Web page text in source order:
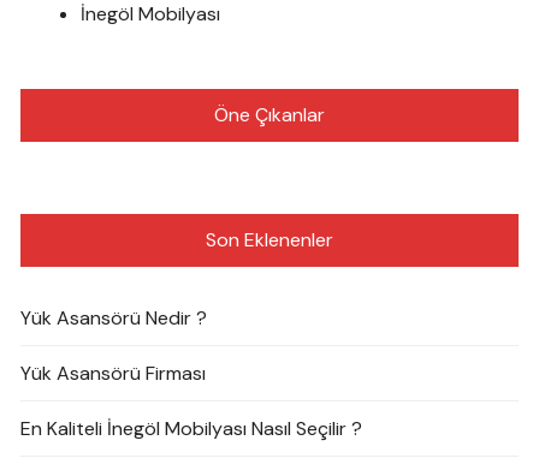
İnegöl Mobilyası
Öne Çıkanlar
Son Eklenenler
Yük Asansörü Nedir ?
Yük Asansörü Firması
En Kaliteli İnegöl Mobilyası Nasıl Seçilir ?